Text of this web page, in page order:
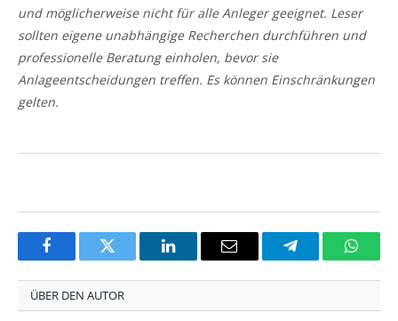
und möglicherweise nicht für alle Anleger geeignet. Leser
sollten eigene unabhängige Recherchen durchführen und
professionelle Beratung einholen, bevor sie
Anlageentscheidungen treffen. Es können Einschränkungen
gelten.
FacebookTwitter LinkedInEmail Telegram
ÜBER DEN AUTOR